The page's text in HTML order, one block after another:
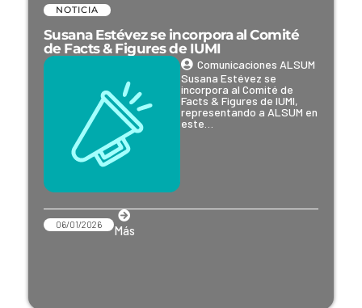
NOTICIA
Susana Estévez se incorpora al Comité
de Facts & Figures de IUMI
Comunicaciones ALSUM
Susana Estévez se
incorpora al Comité de
Facts & Figures de IUMI,
representando a ALSUM en
este…
06/01/2026 Más